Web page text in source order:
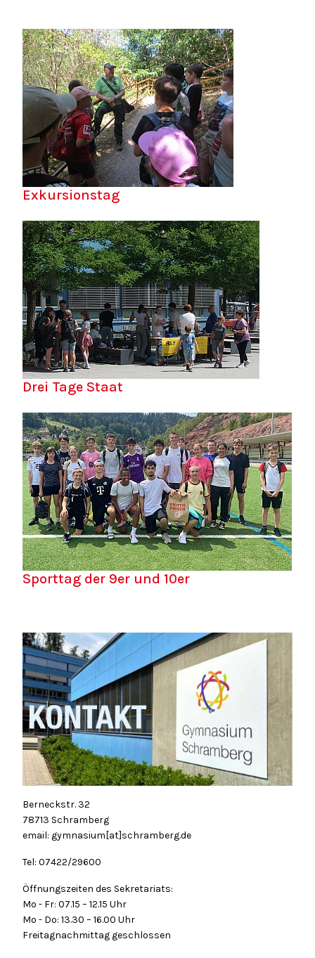
Exkursionstag
Drei Tage Staat
Sporttag der 9er und 10er
Berneckstr. 32
78713 Schramberg
email: gymnasium[at]schramberg.de
Tel: 07422/29600
Öffnungszeiten des Sekretariats:
Mo - Fr: 07.15 – 12.15 Uhr
Mo - Do: 13.30 – 16.00 Uhr
Freitagnachmittag geschlossen